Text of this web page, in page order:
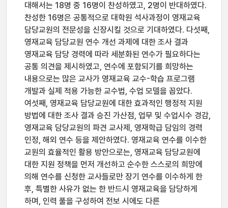
대해서는 18명 중 16명이 찬성하였고, 2명이 반대하였다.
찬성한 16명은 공통적으로 대학원 석사과정이 영재교육
담당교원의 전문성을 신장시킬 것으로 기대하였다. 다섯째,
영재교육 담당교원 연수 개선 과제에 대한 조사 결과
영재교육 담당 경력에 따라 세분화된 연수가 필요하다는
공통 의견을 제시하였고, 연수에 포함되기를 희망하는
내용으로는 많은 교사가 영재교육 교수-학습 프로그램
개발과 실제 적용 가능한 교수법, 수업 모델을 꼽았다.
여섯째, 영재교육 담당교원에 대한 효과적인 행정적 지원
방법에 대한 조사 결과 승진 가산점, 업무 및 수업시수 경감,
영재교육 담당교원의 파견 교사제, 영재학급 담임의 경력
인정, 해외 연수 등을 제안하였다. 영재교육 연수를 이수한
교원의 효율적인 활용 방안으로는, 영재교육 담당교원에
대한 지원 정책을 먼저 개선하고 순수한 스스로의 희망에
의해 연수를 신청한 교사들로만 장기 연수를 이수하게 한
후, 특별한 사유가 없는 한 반드시 영재교육을 담당하게
하며, 인력 풀을 구성하여 전보 시에도 다른